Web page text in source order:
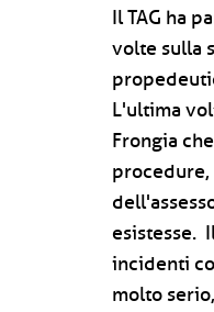
Il TAG ha
volte sulla
L'ultima
Frongia
procedure,
esistesse.
incidenti
molto